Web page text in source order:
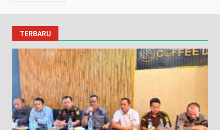
TERBARU